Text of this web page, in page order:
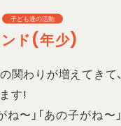
シーポリシー
子ども達の活動
ド(年少)
関わりが増えてきて
す!
ね〜」「あの子がね〜